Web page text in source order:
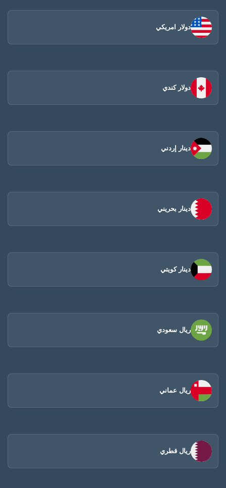
دولار امريكي
دولار كندي
دينار إردني
دينار بحريني
دينار كويتي
ريال سعودي
ريال عماني
ريال قطري